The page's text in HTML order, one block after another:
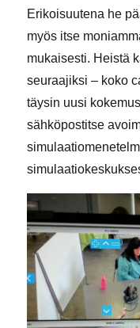
Erikoisuutena he
myös itse
mukaisesti. Heistä
seuraajiksi – koko
täysin uusi
sähköpostitse